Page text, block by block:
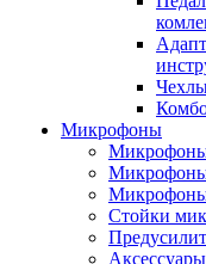
Микрофоны
Микрофоны
Микрофоны
Стойки